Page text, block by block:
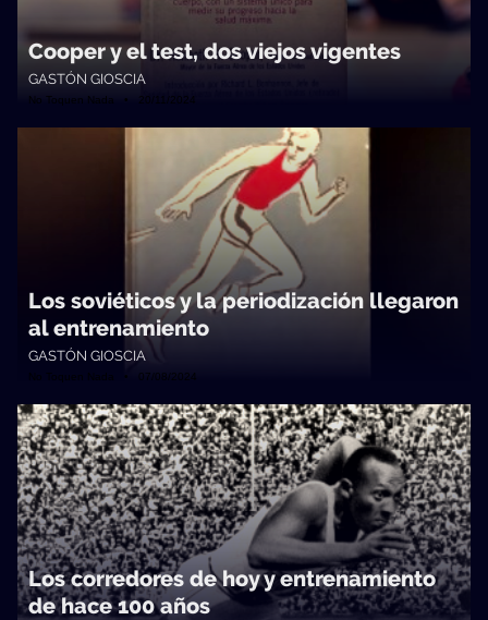
Cooper y el test, dos viejos vigentes
GASTÓN GIOSCIA
No Toquen Nada • 20/11/2024
Los soviéticos y la periodización llegaron
al entrenamiento
GASTÓN GIOSCIA
No Toquen Nada • 07/08/2024
Los corredores de hoy y entrenamiento
de hace 100 años